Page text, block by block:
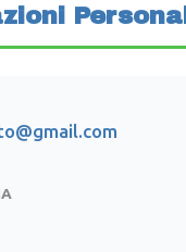
Personali